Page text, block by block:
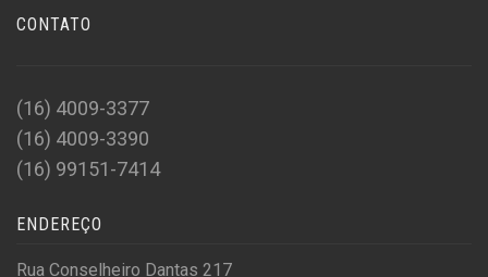
CONTATO
(16) 4009-3377
(16) 4009-3390
(16) 99151-7414
ENDEREÇO
Rua Conselheiro Dantas 217